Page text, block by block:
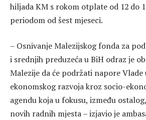
hiljada KM s rokom otplate od 12 do
periodom od šest mjeseci.
– Osnivanje Malezijskog fonda za
i srednjih preduzeća u BiH odraz je
Malezije da će podržati napore
ekonomskog razvoja kroz socio-
agendu koja u fokusu, između
novih radnih mjesta – izjavio je